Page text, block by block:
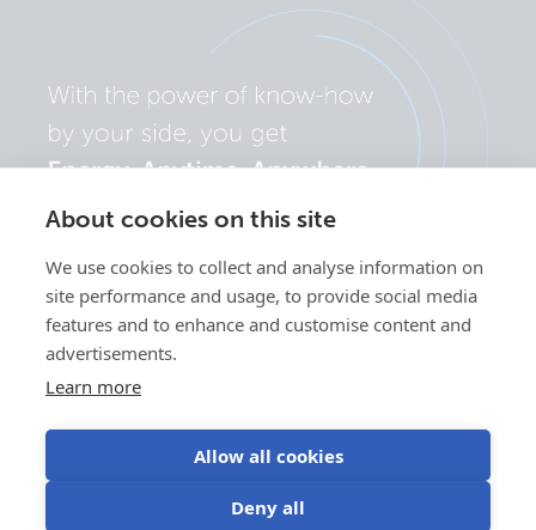
About cookies on this site
We use cookies to collect and analyse information on
site performance and usage, to provide social media
features and to enhance and customise content and
advertisements.
Learn more
Allow all cookies
Deny all
Yksityisyyskäytäntö Käyttöehdot